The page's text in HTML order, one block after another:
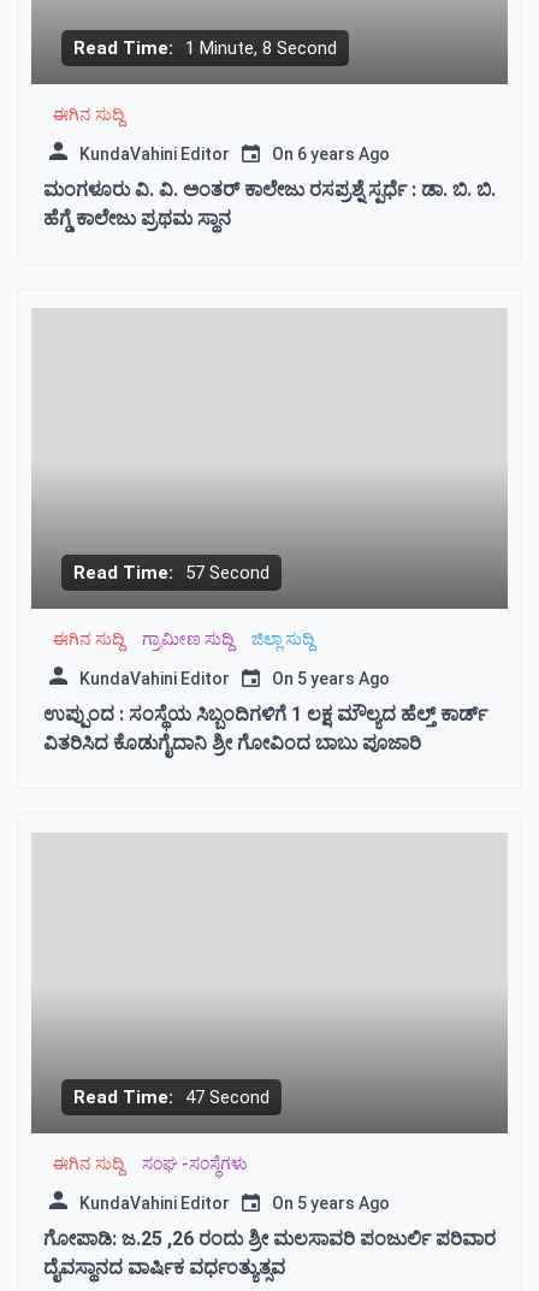
Read Time: 1 Minute, 8 Second
ಈಗಿನ ಸುದ್ದಿ
KundaVahini Editor On 6 years Ago
ಮಂಗಳೂರು ವಿ. ವಿ. ಅಂತರ್ ಕಾಲೇಜು ರಸಪ್ರಶ್ನೆ ಸ್ಪರ್ಧೆ : ಡಾ. ಬಿ. ಬಿ‌.
ಹೆಗ್ಡೆ ಕಾಲೇಜು‌ ಪ್ರಥಮ‌ ಸ್ಥಾನ
Read Time: 57 Second
ಈಗಿನ ಸುದ್ದಿ ಗ್ರಾಮೀಣ ಸುದ್ದಿ ಜಿಲ್ಲಾ ಸುದ್ದಿ
KundaVahini Editor On 5 years Ago
ಉಪ್ಪುಂದ : ಸಂಸ್ಥೆಯ ಸಿಬ್ಬಂದಿಗಳಿಗೆ 1 ಲಕ್ಷ ಮೌಲ್ಯದ ಹೆಲ್ತ್ ಕಾರ್ಡ್
ವಿತರಿಸಿದ ಕೊಡುಗೈದಾನಿ ಶ್ರೀ ಗೋವಿಂದ ಬಾಬು ಪೂಜಾರಿ
Read Time: 47 Second
ಈಗಿನ ಸುದ್ದಿ ಸಂಘ -ಸಂಸ್ಥೆಗಳು
KundaVahini Editor On 5 years Ago
ಗೋಪಾಡಿ: ಜ.25 ,26 ರಂದು ಶ್ರೀ ಮಲಸಾವರಿ ಪಂಜುರ್ಲಿ ಪರಿವಾರ
ದೈವಸ್ಥಾನದ ವಾರ್ಷಿಕ ವರ್ಧಂತ್ಯುತ್ಸವ